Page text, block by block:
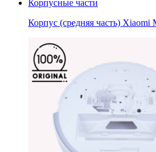
Корпусные части
Корпус (средняя часть) Xiaomi